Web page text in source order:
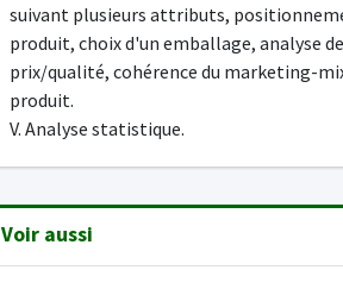
suivant plusieurs attributs,
produit, choix d'un emballage, analyse
prix/qualité, cohérence du marketing-
produit.
V. Analyse statistique.
Voir aussi